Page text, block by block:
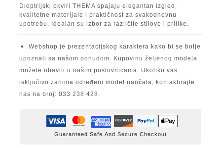
Dioptrijski okviri THEMA spajaju elegantan izgled,
kvalitetne materijale i praktičnost za svakodnevnu
upotrebu. Idealan su izbor za različite stilove i prilike.
Webshop je prezentacijskog karaktera kako bi se bolje
upoznali sa našom ponudom. Kupovinu željenog modela
možete obaviti u našim poslovnicama. Ukoliko vas
isključivo zanima određeni model naočala, kontaktirajte
nas na broj: 033 238 428.
Guaranteed Safe And Secure Checkout